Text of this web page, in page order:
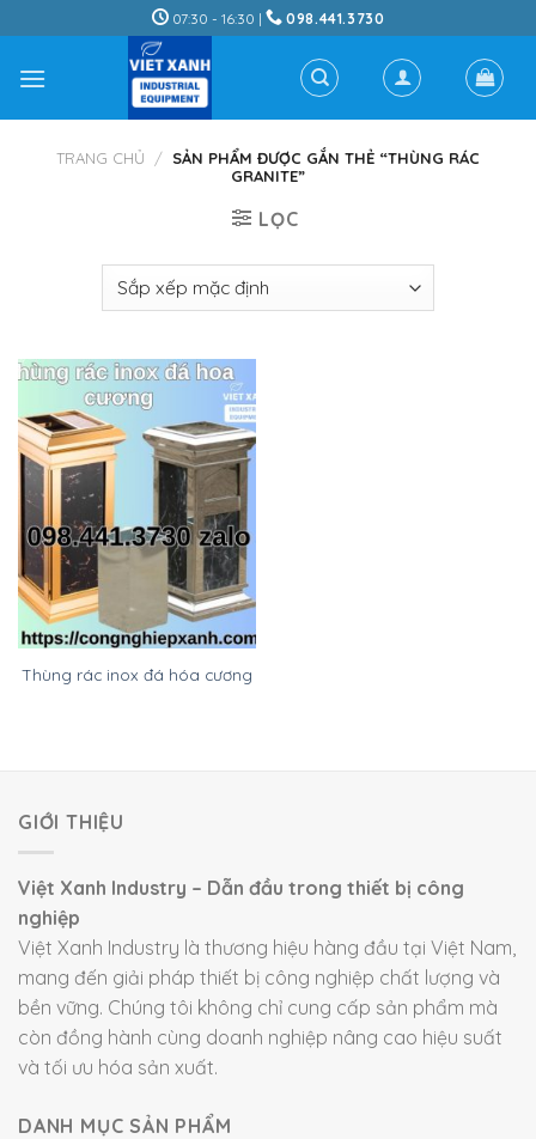
to
content
07:30 - 16:30 | 098.441.3730
TRANG CHỦ / SẢN PHẨM ĐƯỢC GẮN THẺ “THÙNG RÁC
GRANITE”
LỌC
Thùng rác inox đá hóa cương
GIỚI THIỆU
Việt Xanh Industry – Dẫn đầu trong thiết bị công
nghiệp
Việt Xanh Industry là thương hiệu hàng đầu tại Việt Nam,
mang đến giải pháp thiết bị công nghiệp chất lượng và
bền vững. Chúng tôi không chỉ cung cấp sản phẩm mà
còn đồng hành cùng doanh nghiệp nâng cao hiệu suất
và tối ưu hóa sản xuất.
DANH MỤC SẢN PHẨM